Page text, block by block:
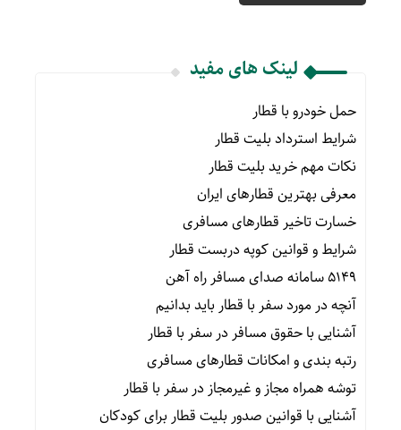
لینک های مفید
حمل خودرو با قطار
شرایط استرداد بلیت قطار
نکات مهم خرید بلیت قطار
معرفی بهترین قطارهای ایران
خسارت تاخیر قطارهای مسافری
شرایط و قوانین کوپه دربست قطار
۵۱۴۹ سامانه صدای مسافر راه آهن
آنچه در مورد سفر با قطار باید بدانیم
آشنایی با حقوق مسافر در سفر با قطار
رتبه بندی و امکانات قطارهای مسافری
توشه همراه مجاز و غیرمجاز در سفر با قطار
آشنایی با قوانین صدور بلیت قطار برای کودکان